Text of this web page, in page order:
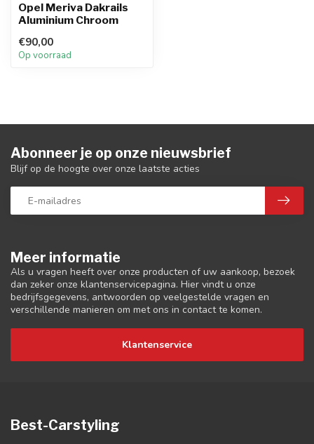
Opel Meriva Dakrails
Aluminium Chroom
€90,00
Op voorraad
Meer informatie
Als u vragen heeft over onze producten of uw aankoop, bezoek
dan zeker onze klantenservicepagina. Hier vindt u onze
bedrijfsgegevens, antwoorden op veelgestelde vragen en
verschillende manieren om met ons in contact te komen.
Klantenservice
Abonneer je op onze nieuwsbrief
Blijf op de hoogte over onze laatste acties
Best-Carstyling